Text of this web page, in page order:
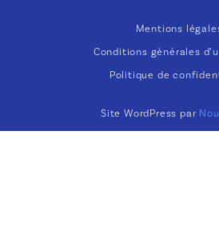
Site WordPress par
Mentions
Conditions générales
Politique de